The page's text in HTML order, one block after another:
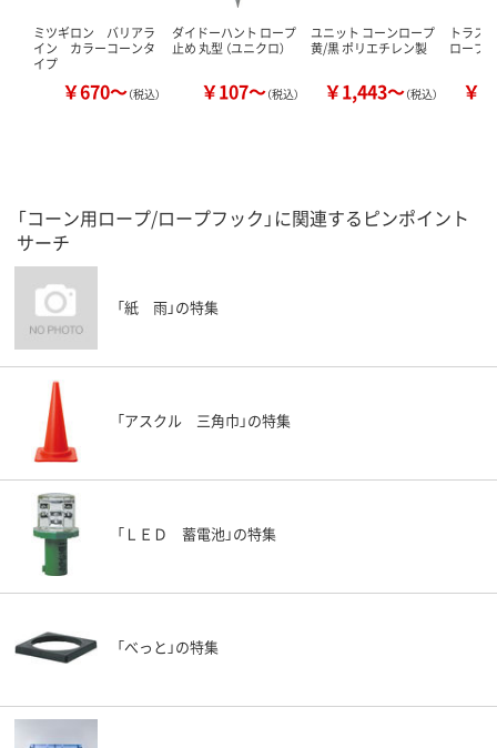
ミツギロン バリアラ
イン カラーコーンタ
イプ
￥670～（税込）
ダイドーハント ロープ
止め 丸型 （ユニクロ）
￥107～（税込）
ユニット コーンロープ
黄/黒 ポリエチレン製
￥1,443～（税込）
トラス
ロープ
￥
「コーン用ロープ/ロープフック」に関連するピンポイント
サーチ
「紙 雨」の特集
「アスクル 三角巾」の特集
「ＬＥＤ 蓄電池」の特集
「べっと」の特集